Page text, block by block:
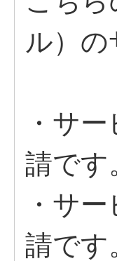
ル）
・サ
請です
・サ
請です